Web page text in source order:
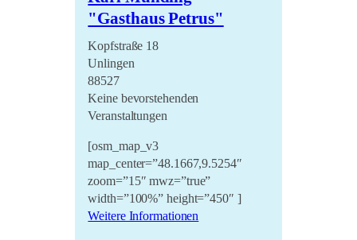
"Gasthaus Petrus"
Kopfstraße 18
Unlingen
88527
Keine bevorstehenden
Veranstaltungen
[osm_map_v3
map_center=”48.1667,9.5254″
zoom=”15″ mwz=”true”
width=”100%” height=”450″ ]
Weitere Informationen